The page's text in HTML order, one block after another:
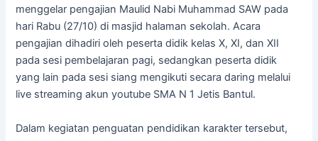
menggelar pengajian Maulid Nabi Muhammad SAW pada
hari Rabu (27/10) di masjid halaman sekolah. Acara
pengajian dihadiri oleh peserta didik kelas X, XI, dan XII
pada sesi pembelajaran pagi, sedangkan peserta didik
yang lain pada sesi siang mengikuti secara daring melalui
live streaming akun youtube SMA N 1 Jetis Bantul.
Dalam kegiatan penguatan pendidikan karakter tersebut,